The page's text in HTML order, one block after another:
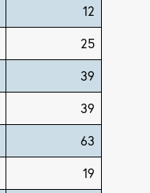
12
25
39
39
63
19